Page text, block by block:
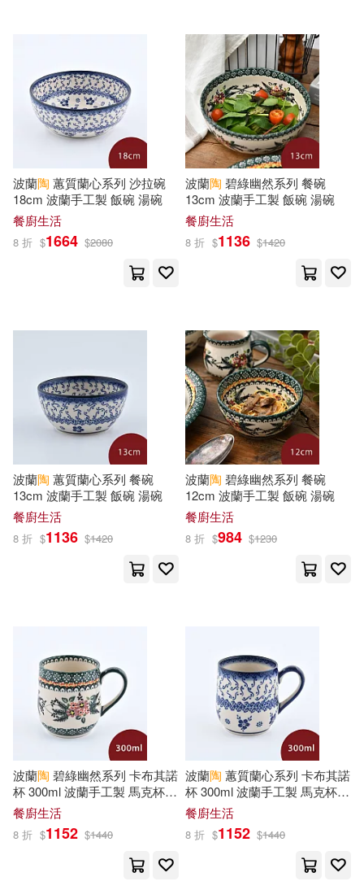
グローバルメディアエンタテイン
メント(54)
幼福編輯部(54)
Wow!編輯部(52)
廣嶋玲子(52)
崔鍾雷(47)
Fujiko Momoshika(46)
バルタン(46) クリムゾン(45)
転(43)
Katie Daynes(42) 和(42)
嶋永のの(42)
百官網公職師資群(42)
社會科學文獻出版社(192)
幼福(182) 青文(182)
小天下(160) PAD(158)
商周出版(155)
中國紡織出版社(153)
千華駐科技(143)
華中科技大學出版社(139)
中信出版社(135)
台灣東販(133)
YAMABUKI(126)
双美生活文創(119)
法律出版社(117)
湖北美術出版社(116)
中國法制出版社(114)
未來出版社(114)
其他 (可複選)
現在可購買商品(26105)
價格
範圍
波蘭陶 蕙質蘭心系列 沙拉碗
18cm 波蘭手工製 飯碗 湯碗
餐廚生活
8 折 $1664 $2080
波蘭陶 碧綠幽然系列 餐碗
13cm 波蘭手工製 飯碗 湯碗
餐廚生活
8 折 $1136 $1420
波蘭陶 蕙質蘭心系列 餐碗
13cm 波蘭手工製 飯碗 湯碗
餐廚生活
8 折 $1136 $1420
波蘭陶 碧綠幽然系列 餐碗
12cm 波蘭手工製 飯碗 湯碗
餐廚生活
8 折 $984 $1230
波蘭陶 碧綠幽然系列 卡布其諾
杯 300ml 波蘭手工製 馬克杯
咖啡杯 水杯
餐廚生活
8 折 $1152 $1440
波蘭陶 蕙質蘭心系列 卡布其諾
杯 300ml 波蘭手工製 馬克杯
咖啡杯 水杯
餐廚生活
8 折 $1152 $1440